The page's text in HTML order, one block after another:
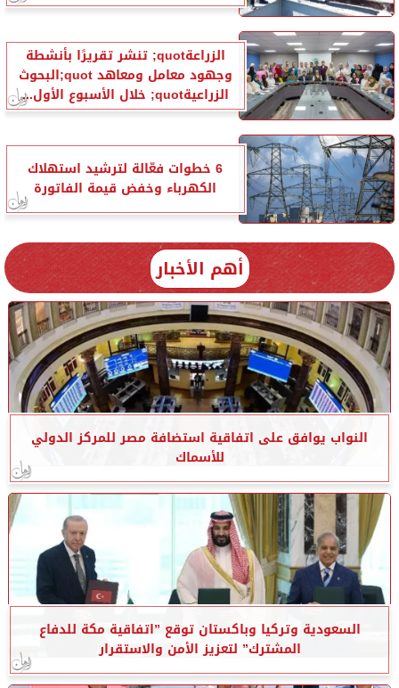
الزراعةquot; تنشر تقريرًا بأنشطة
وجهود معامل ومعاهد quot;البحوث
الزراعيةquot; خلال الأسبوع الأول...
6 خطوات فعّالة لترشيد استهلاك
الكهرباء وخفض قيمة الفاتورة
أهم الأخبار
النواب يوافق على اتفاقية استضافة مصر للمركز الدولي
للأسماك
السعودية وتركيا وباكستان توقع ”اتفاقية مكة للدفاع
المشترك” لتعزيز الأمن والاستقرار